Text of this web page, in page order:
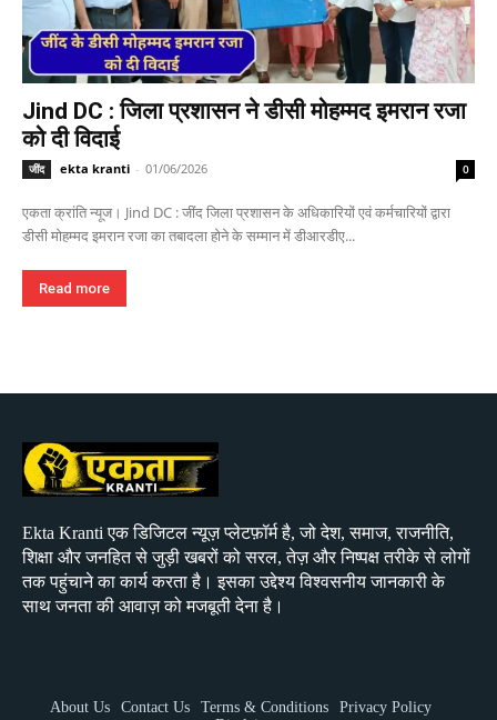
Jind DC : जिला प्रशासन ने डीसी मोहम्मद इमरान रजा
को दी विदाई
जींद ekta kranti - 01/06/2026 0
एकता क्रांति न्यूज। Jind DC : जींद जिला प्रशासन के अधिकारियों एवं कर्मचारियों द्वारा
डीसी मोहम्मद इमरान रजा का तबादला होने के सम्मान में डीआरडीए...
Read more
Ekta Kranti एक डिजिटल न्यूज़ प्लेटफ़ॉर्म है, जो देश, समाज, राजनीति,
शिक्षा और जनहित से जुड़ी खबरों को सरल, तेज़ और निष्पक्ष तरीके से लोगों
तक पहुंचाने का कार्य करता है। इसका उद्देश्य विश्वसनीय जानकारी के
साथ जनता की आवाज़ को मजबूती देना है।
About Us Contact Us Terms & Conditions
Privacy Policy